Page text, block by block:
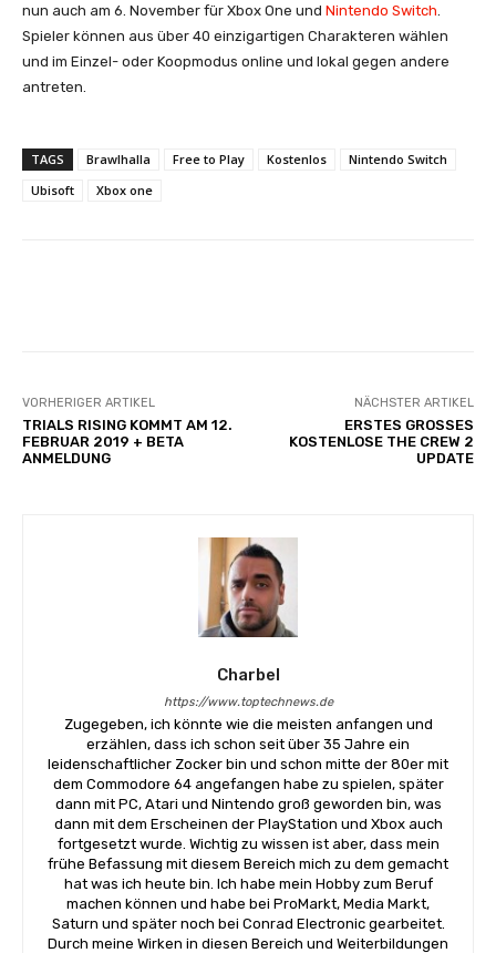
nun auch am 6. November für Xbox One und Nintendo Switch
Spieler können aus über 40 einzigartigen Charakteren wählen
und im Einzel- oder Koopmodus online und lokal gegen andere
antreten.
TAGS Brawlhalla Free to Play Kostenlos
Nintendo Switch
Ubisoft
Xbox one
VORHERIGER ARTIKEL
TRIALS RISING KOMMT AM 12.
FEBRUAR 2019 + BETA
ANMELDUNG
NÄCHSTER ARTIKEL
ERSTES GROSSES
KOSTENLOSE THE CREW 2
UPDATE
Charbel
https://www.toptechnews.de
Zugegeben, ich könnte wie die meisten anfangen und
erzählen, dass ich schon seit über 35 Jahre ein
leidenschaftlicher Zocker bin und schon mitte der 80er mit
dem Commodore 64 angefangen habe zu spielen, später
dann mit PC, Atari und Nintendo groß geworden bin, was
dann mit dem Erscheinen der PlayStation und Xbox auch
fortgesetzt wurde. Wichtig zu wissen ist aber, dass mein
frühe Befassung mit diesem Bereich mich zu dem gemacht
hat was ich heute bin. Ich habe mein Hobby zum Beruf
machen können und habe bei ProMarkt, Media Markt,
Saturn und später noch bei Conrad Electronic gearbeitet.
Durch meine Wirken in diesen Bereich und Weiterbildungen